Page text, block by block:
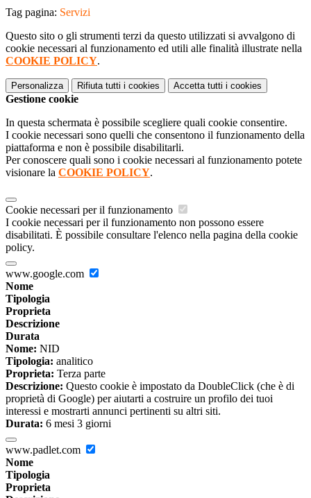
Tag pagina: Servizi
Questo sito o gli strumenti terzi da questo utilizzati si avvalgono di
cookie necessari al funzionamento ed utili alle finalità illustrate nella
COOKIE POLICY.
Personalizza Rifiuta tutti i cookies Accetta tutti i cookies
Gestione cookie
In questa schermata è possibile scegliere quali cookie consentire.
I cookie necessari sono quelli che consentono il funzionamento della
piattaforma e non è possibile disabilitarli.
Per conoscere quali sono i cookie necessari al funzionamento potete
visionare la COOKIE POLICY.
Cookie necessari per il funzionamento
I cookie necessari per il funzionamento non possono essere
disabilitati. È possibile consultare l'elenco nella pagina della cookie
policy.
www.google.com
Nome
Tipologia
Proprieta
Descrizione
Durata
Nome: NID
Tipologia: analitico
Proprieta: Terza parte
Descrizione: Questo cookie è impostato da DoubleClick (che è di
proprietà di Google) per aiutarti a costruire un profilo dei tuoi
interessi e mostrarti annunci pertinenti su altri siti.
Durata: 6 mesi 3 giorni
www.padlet.com
Nome
Tipologia
Proprieta